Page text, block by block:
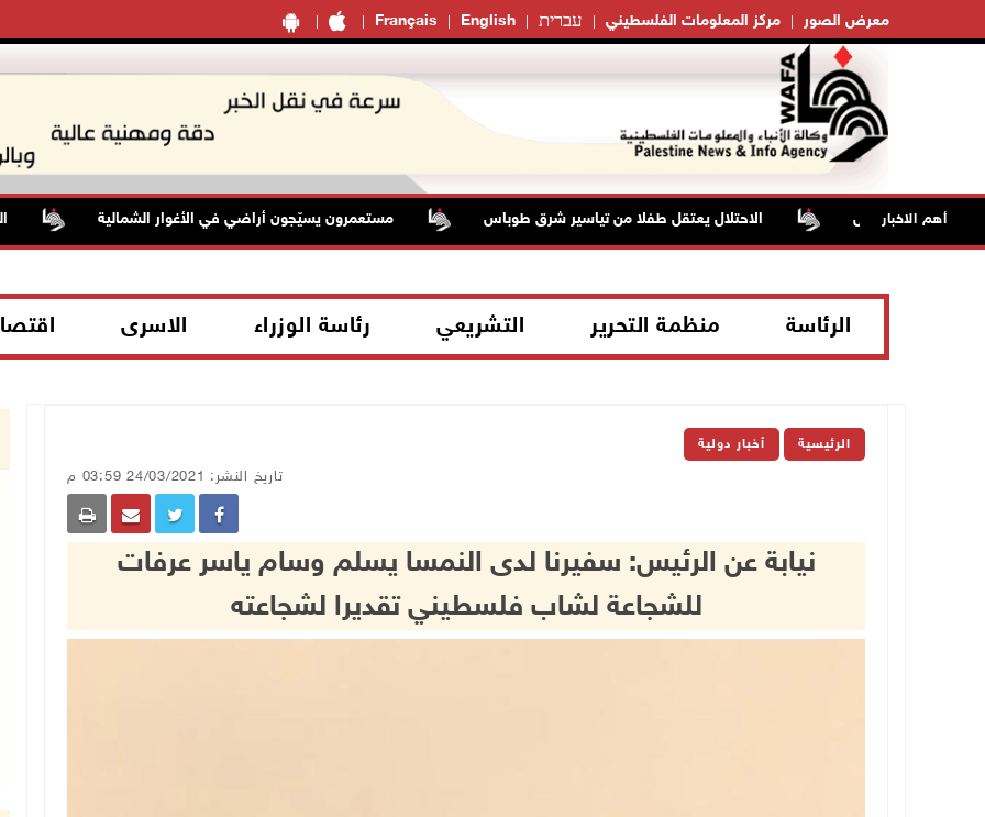
Français English עברית مركز المعلومات الفلسطيني معرض الصور
أهم الاخبار الاحتلال يعتقل طفلا من تياسير شرق طوباس مستعمرون يسيّجون أراضي في الأغوار الشمالية الوزيرة
الرئاسة منظمة التحرير التشريعي رئاسة الوزراء الاسرى
الرئيسية أخبار دولية
تاريخ النشر: 24/03/2021 03:59 م
نيابة عن الرئيس: سفيرنا لدى النمسا يسلم وسام ياسر عرفات
للشجاعة لشاب فلسطيني تقديرا لشجاعته